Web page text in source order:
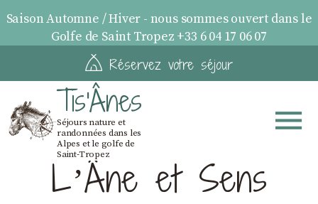
Saison Automne / Hiver - nous sommes ouvert dans le
Golfe de Saint Tropez +33 6 04 17 06 07
Réservez votre séjour
Tis'Ânes
Séjours nature et
randonnées dans les
Alpes et le golfe de
Saint-Tropez
LʼÂne et Sens